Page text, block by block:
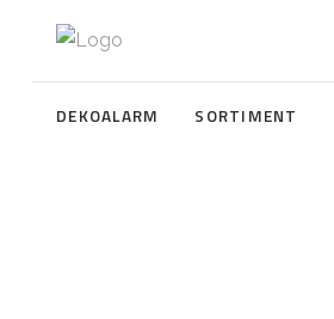
DEKOALARM SORTIMENT